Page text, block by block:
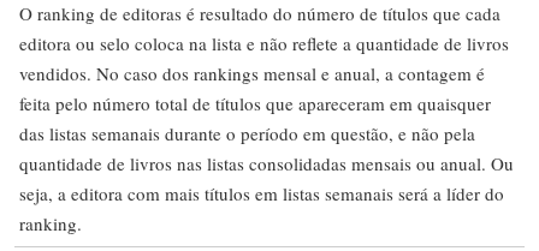
O ranking de editoras é resultado do número de títulos que cada
editora ou selo coloca na lista e não reflete a quantidade de livros
vendidos. No caso dos rankings mensal e anual, a contagem é
feita pelo número total de títulos que apareceram em quaisquer
das listas semanais durante o período em questão, e não pela
quantidade de livros nas listas consolidadas mensais ou anual. Ou
seja, a editora com mais títulos em listas semanais será a líder do
ranking.